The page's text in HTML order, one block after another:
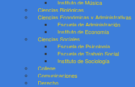
Instituto de Música
Ciencias Biológicas
Ciencias Económicas y Administrativas
Escuela de Administración
Instituto de Economía
Ciencias Sociales
Escuela de Psicología
Escuela de Trabajo Social
Instituto de Sociología
College
Comunicaciones
Derecho